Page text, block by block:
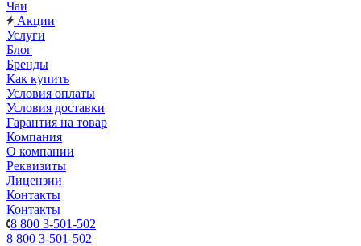
Чаи
Акции
Услуги
Блог
Бренды
Как купить
Условия оплаты
Условия доставки
Гарантия на товар
Компания
О компании
Реквизиты
Лицензии
Контакты
Контакты
8 800 3-501-502
8 800 3-501-502